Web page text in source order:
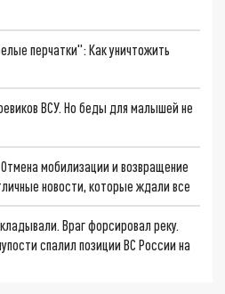
перчатки": Как уничтожить
ВСУ. Но беды для малышей не
мобилизации и возвращение
новости, которые ждали все
Враг форсировал реку.
спалил позиции ВС России на